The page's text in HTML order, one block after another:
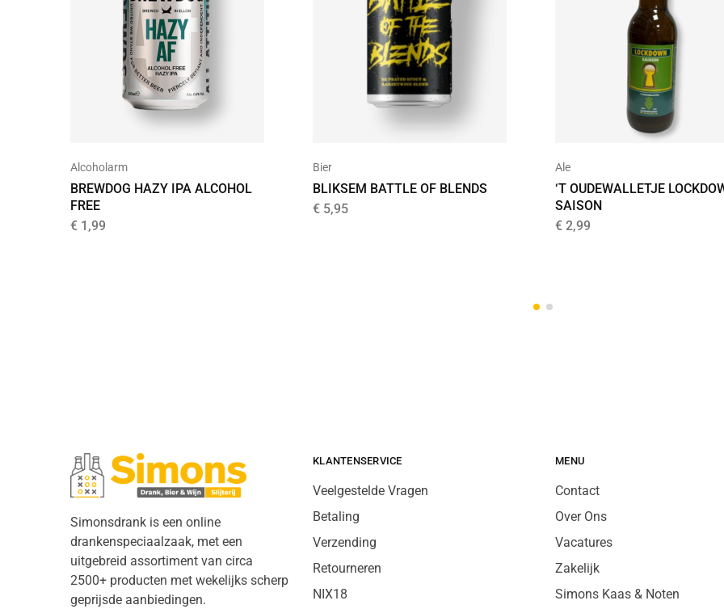
Alcoholarm
BREWDOG HAZY IPA ALCOHOL
FREE
€ 1,99
Bier
BLIKSEM BATTLE OF BLENDS
€ 5,95
Ale
‘T OUDEWALLETJE
SAISON
€ 2,99
Simonsdrank is een online
drankenspeciaalzaak, met een
uitgebreid assortiment van circa
2500+ producten met wekelijks scherp
geprijsde aanbiedingen.
KLANTENSERVICE
Veelgestelde Vragen
Betaling
Verzending
Retourneren
NIX18
MENU
Contact
Over Ons
Vacatures
Zakelijk
Simons Kaas & Noten